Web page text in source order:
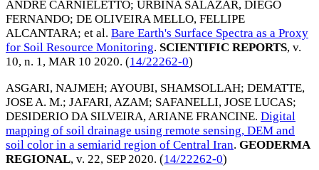
ANDRE CARNIELETTO; URBINA SALAZAR, DIEGO
FERNANDO; DE OLIVEIRA MELLO, FELLIPE
ALCANTARA; et al. Bare Earth's Surface Spectra as a Proxy
for Soil Resource Monitoring. SCIENTIFIC REPORTS, v.
10, n. 1, MAR 10 2020. (14/22262-0)
ASGARI, NAJMEH; AYOUBI, SHAMSOLLAH; DEMATTE,
JOSE A. M.; JAFARI, AZAM; SAFANELLI, JOSE LUCAS;
DESIDERIO DA SILVEIRA, ARIANE FRANCINE. Digital
mapping of soil drainage using remote sensing, DEM and
soil color in a semiarid region of Central Iran. GEODERMA
REGIONAL, v. 22, SEP 2020. (14/22262-0)